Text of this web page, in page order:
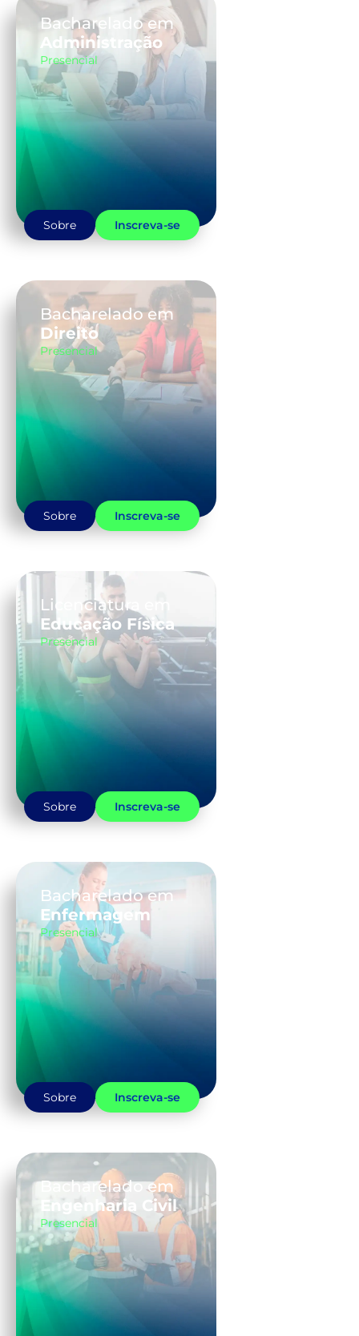
Bacharelado em
Administração
Presencial
Sobre Inscreva-se
Bacharelado em
Direito
Presencial
Sobre Inscreva-se
Licenciatura em
Educação Física
Presencial
Sobre Inscreva-se
Bacharelado em
Enfermagem
Presencial
Sobre Inscreva-se
Bacharelado em
Engenharia Civil
Presencial